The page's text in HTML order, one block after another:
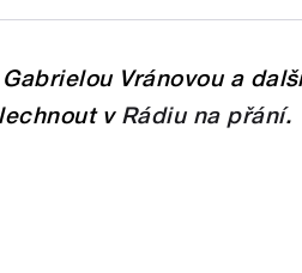
úzký vztah k poezii,
vzpomíná nejraději
je její syn,
Vránovou a
v Rádiu na přání.